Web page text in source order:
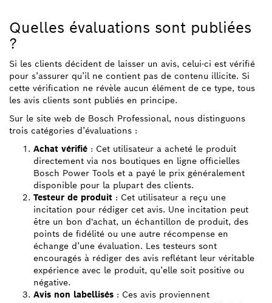
Quelles évaluations sont publiées
?
Si les clients décident de laisser un avis, celui-ci est vérifié
pour s’assurer qu’il ne contient pas de contenu illicite. Si
cette vérification ne révèle aucun élément de ce type, tous
les avis clients sont publiés en principe.
Sur le site web de Bosch Professional, nous distinguons
trois catégories d’évaluations :
Achat vérifié : Cet utilisateur a acheté le produit
directement via nos boutiques en ligne officielles
Bosch Power Tools et a payé le prix généralement
disponible pour la plupart des clients.
Testeur de produit : Cet utilisateur a reçu une
incitation pour rédiger cet avis. Une incitation peut
être un bon d'achat, un échantillon de produit, des
points de fidélité ou une autre récompense en
échange d’une évaluation. Les testeurs sont
encouragés à rédiger des avis reflétant leur véritable
expérience avec le produit, qu’elle soit positive ou
négative.
Avis non labellisés : Ces avis proviennent